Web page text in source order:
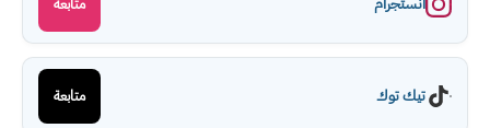
تيك توك متابعة